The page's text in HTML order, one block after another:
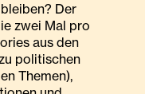
Der
zwei Mal pro
aus den
politischen
Themen),